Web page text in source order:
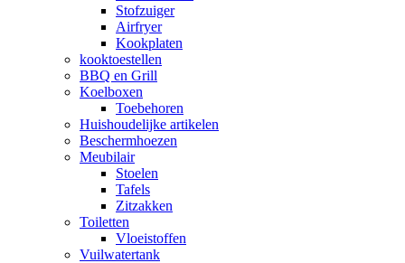
Stofzuiger
Airfryer
Kookplaten
kooktoestellen
BBQ en Grill
Koelboxen
Toebehoren
Huishoudelijke artikelen
Beschermhoezen
Meubilair
Stoelen
Tafels
Zitzakken
Toiletten
Vloeistoffen
Vuilwatertank